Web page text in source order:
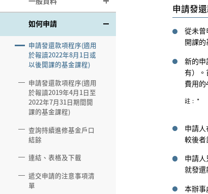
申請資格
可獲發還款項課程
可獲發還款項課程搜尋
器 / 可獲發還款項課程
培訓機構名單
選擇培訓機構和課程實
用貼士
持續進修基金標準退款
政策
語文基準測試／考試
請人
持續進修基金認可的基
準試
普通話測試
德文測試
法文測試
定
如何申請
申請發還款項程序(適用
於報讀2022年8月1日或
以後開課的基金課程)
申請發還款項程序(適用
於報讀2019年4月1日至
2022年7月31日期間開
課的基金課程)
查詢持續進修基金戶口
結餘
連結、表格及下載
遞交申請的注意事項清
單
申請發
從未
開課的
新的
有）
費用的
註 : *
申請
較後者
申請
就發還
本辦事